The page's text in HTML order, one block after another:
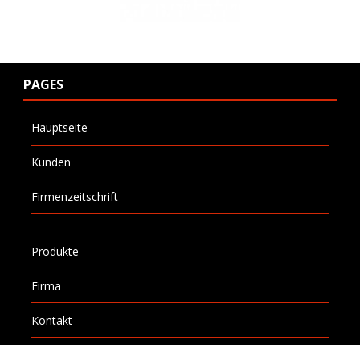
PAGES
Hauptseite
Kunden
Firmenzeitschrift
Produkte
Firma
Kontakt